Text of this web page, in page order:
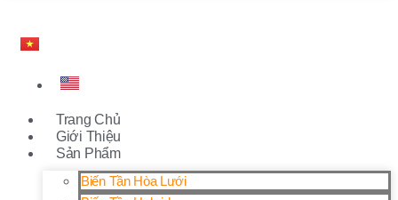
Trang Chủ
Giới Thiệu
Sản Phẩm
Biến Tần Hòa Lưới